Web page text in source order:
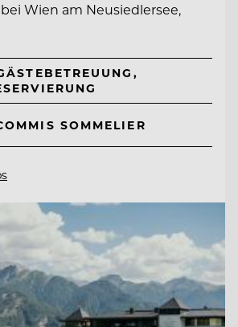
Wien am Neusiedlersee,
SOMMELIER